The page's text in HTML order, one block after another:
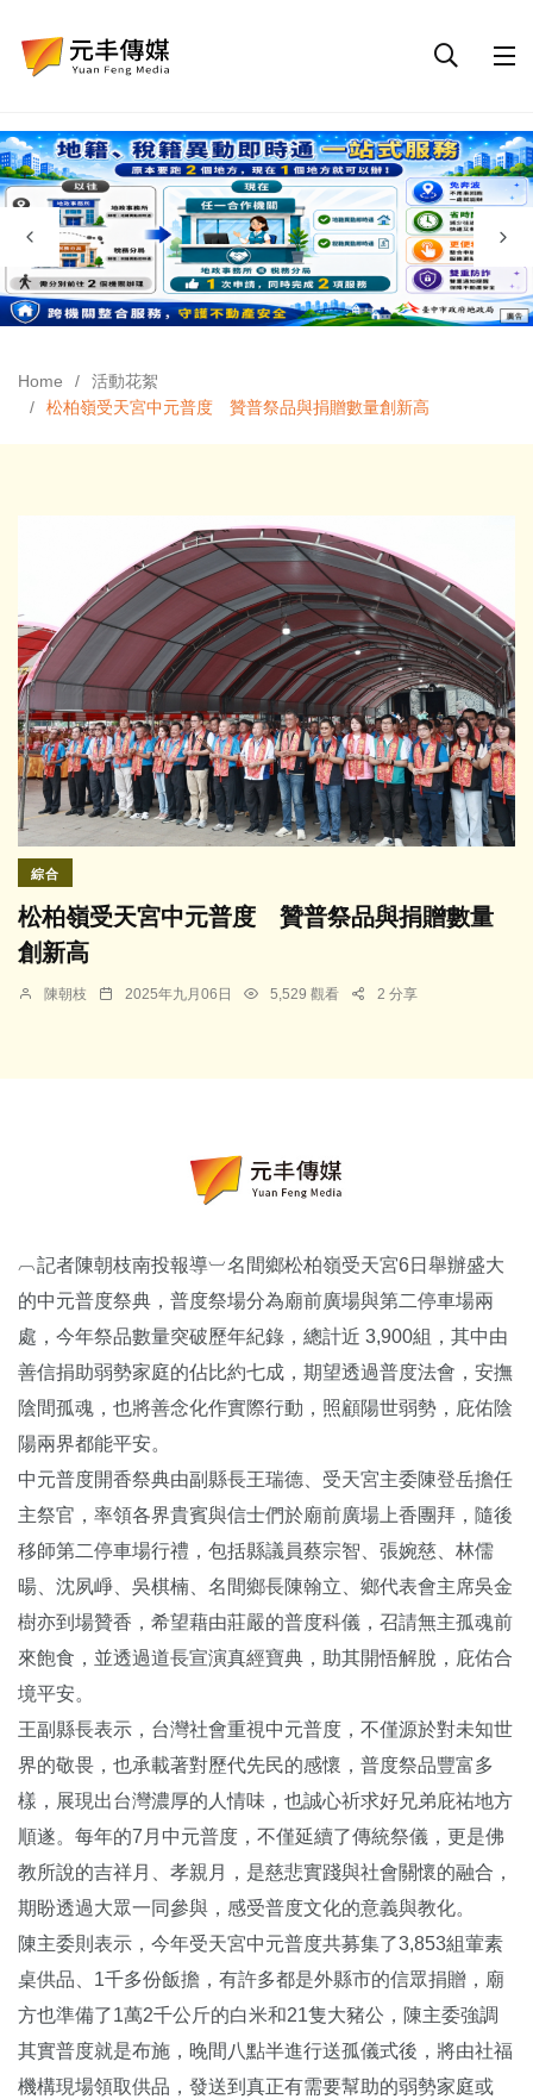
Home
活動花絮
松柏嶺受天宮中元普度 贊普祭品與捐贈數量創新高
綜合
松柏嶺受天宮中元普度 贊普祭品與捐贈數量
創新高
陳朝枝 2025年九月06日 5,529 觀看 2 分享
︹記者陳朝枝南投報導︺名間鄉松柏嶺受天宮6日舉辦盛大
的中元普度祭典，普度祭場分為廟前廣場與第二停車場兩
處，今年祭品數量突破歷年紀錄，總計近 3,900組，其中由
善信捐助弱勢家庭的佔比約七成，期望透過普度法會，安撫
陰間孤魂，也將善念化作實際行動，照顧陽世弱勢，庇佑陰
陽兩界都能平安。
中元普度開香祭典由副縣長王瑞德、受天宮主委陳登岳擔任
主祭官，率領各界貴賓與信士們於廟前廣場上香團拜，隨後
移師第二停車場行禮，包括縣議員蔡宗智、張婉慈、林儒
暘、沈夙崢、吳棋楠、名間鄉長陳翰立、鄉代表會主席吳金
樹亦到場贊香，希望藉由莊嚴的普度科儀，召請無主孤魂前
來飽食，並透過道長宣演真經寶典，助其開悟解脫，庇佑合
境平安。
王副縣長表示，台灣社會重視中元普度，不僅源於對未知世
界的敬畏，也承載著對歷代先民的感懷，普度祭品豐富多
樣，展現出台灣濃厚的人情味，也誠心祈求好兄弟庇祐地方
順遂。每年的7月中元普度，不僅延續了傳統祭儀，更是佛
教所說的吉祥月、孝親月，是慈悲實踐與社會關懷的融合，
期盼透過大眾一同參與，感受普度文化的意義與教化。
陳主委則表示，今年受天宮中元普度共募集了3,853組葷素
桌供品、1千多份飯擔，有許多都是外縣市的信眾捐贈，廟
方也準備了1萬2千公斤的白米和21隻大豬公，陳主委強調
其實普度就是布施，晚間八點半進行送孤儀式後，將由社福
機構現場領取供品，發送到真正有需要幫助的弱勢家庭或